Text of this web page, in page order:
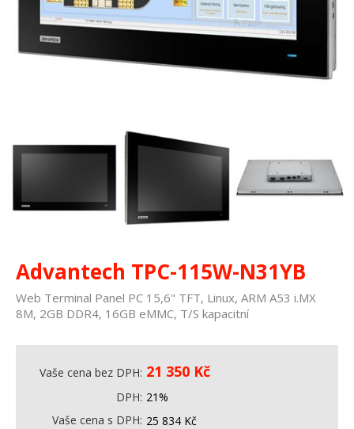
Advantech TPC-115W-N31YB
Web Terminal Panel PC 15,6" TFT, Linux, ARM A53 i.MX
8M, 2GB DDR4, 16GB eMMC, T/S kapacitní
Vaše cena bez DPH 21 350 Kč
DPH 21%
Vaše cena s DPH 25 834 Kč